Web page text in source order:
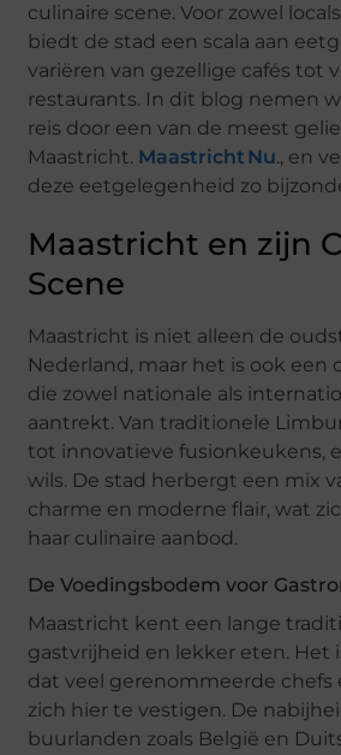
culinaire scene. Voor zowel
biedt de stad een scala aan
variëren van gezellige cafés tot
restaurants. In dit blog nemen
reis door een van de meest
Maastricht. Maastricht Nu., en
deze eetgelegenheid zo
Maastricht en zijn
Scene
Maastricht is niet alleen de
Nederland, maar het is ook een
die zowel nationale als
aantrekt. Van traditionele
tot innovatieve fusionkeukens,
wils. De stad herbergt een mix
charme en moderne flair, wat
haar culinaire aanbod.
De Voedingsbodem voor
Maastricht kent een lange
gastvrijheid en lekker eten. Het
dat veel gerenommeerde chefs
zich hier te vestigen. De
buurlanden zoals België en